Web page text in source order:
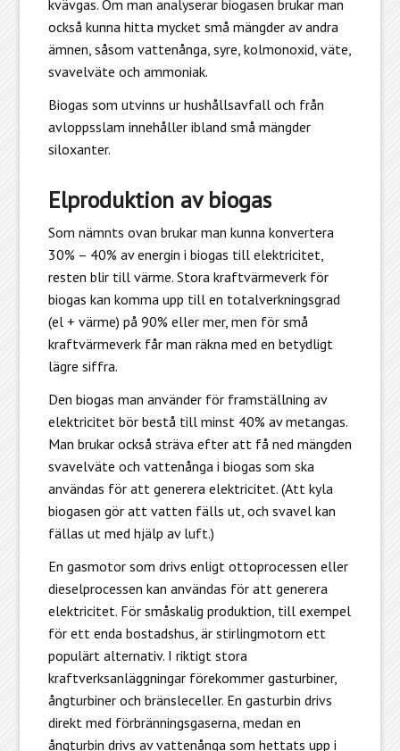
kvävgas. Om man analyserar biogasen brukar man
också kunna hitta mycket små mängder av andra
ämnen, såsom vattenånga, syre, kolmonoxid, väte,
svavelväte och ammoniak.
Biogas som utvinns ur hushållsavfall och från
avloppsslam innehåller ibland små mängder
siloxanter.
Elproduktion av biogas
Som nämnts ovan brukar man kunna konvertera
30% – 40% av energin i biogas till elektricitet,
resten blir till värme. Stora kraftvärmeverk för
biogas kan komma upp till en totalverkningsgrad
(el + värme) på 90% eller mer, men för små
kraftvärmeverk får man räkna med en betydligt
lägre siffra.
Den biogas man använder för framställning av
elektricitet bör bestå till minst 40% av metangas.
Man brukar också sträva efter att få ned mängden
svavelväte och vattenånga i biogas som ska
användas för att generera elektricitet. (Att kyla
biogasen gör att vatten fälls ut, och svavel kan
fällas ut med hjälp av luft.)
En gasmotor som drivs enligt ottoprocessen eller
dieselprocessen kan användas för att generera
elektricitet. För småskalig produktion, till exempel
för ett enda bostadshus, är stirlingmotorn ett
populärt alternativ. I riktigt stora
kraftverksanläggningar förekommer gasturbiner,
ångturbiner och bränsleceller. En gasturbin drivs
direkt med förbränningsgaserna, medan en
ångturbin drivs av vattenånga som hettats upp i